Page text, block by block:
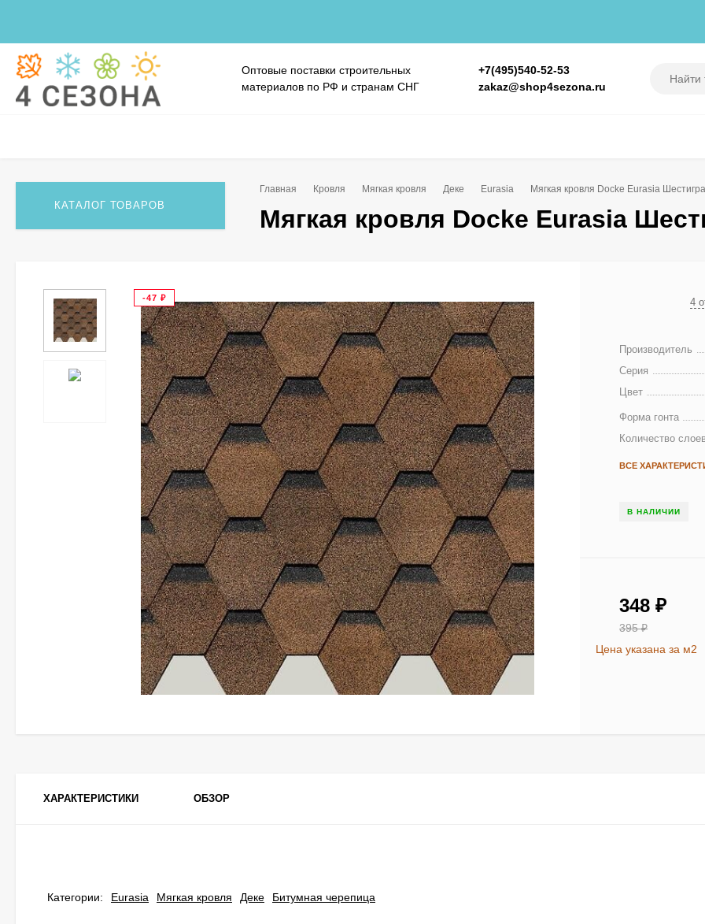
Оптовые поставки строительных
материалов по РФ и странам СНГ
+7(495)540-52-53
zakaz@shop4sezona.ru
КАТАЛОГ ТОВАРОВ
Главная Кровля Мягкая кровля Деке Eurasia Мягкая кровля Docke Eurasia
Мягкая кровля Docke Eurasia
-47 ₽ 4
Производитель
Серия
Цвет
Форма гонта
Количество
ВСЕ
В НАЛИЧИИ
348₽
395₽
Цена указана за м2
ХАРАКТЕРИСТИКИ ОБЗОР
Категории: Eurasia Мягкая кровля Деке Битумная черепица